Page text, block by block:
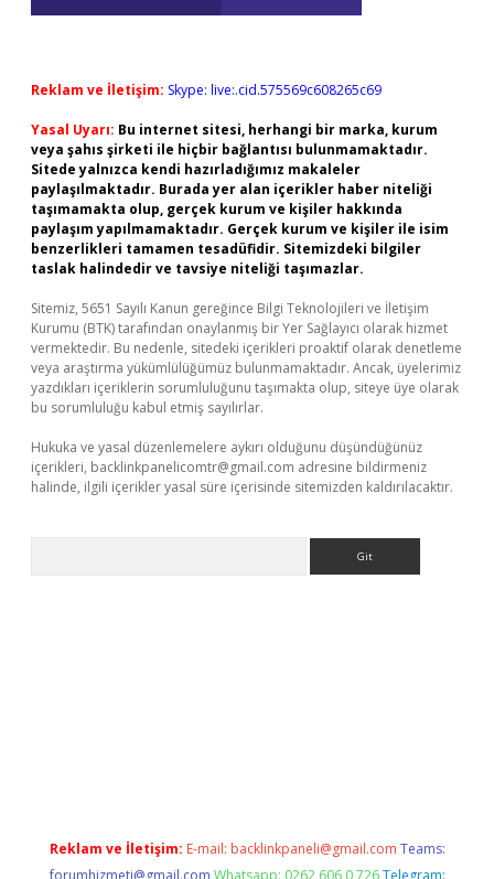
Reklam ve İletişim: Skype: live:.cid.575569c608265c69
Yasal Uyarı: Bu internet sitesi, herhangi bir marka, kurum
veya şahıs şirketi ile hiçbir bağlantısı bulunmamaktadır.
Sitede yalnızca kendi hazırladığımız makaleler
paylaşılmaktadır. Burada yer alan içerikler haber niteliği
taşımamakta olup, gerçek kurum ve kişiler hakkında
paylaşım yapılmamaktadır. Gerçek kurum ve kişiler ile isim
benzerlikleri tamamen tesadüfidir. Sitemizdeki bilgiler
taslak halindedir ve tavsiye niteliği taşımazlar.
Sitemiz, 5651 Sayılı Kanun gereğince Bilgi Teknolojileri ve İletişim
Kurumu (BTK) tarafından onaylanmış bir Yer Sağlayıcı olarak hizmet
vermektedir. Bu nedenle, sitedeki içerikleri proaktif olarak denetleme
veya araştırma yükümlülüğümüz bulunmamaktadır. Ancak, üyelerimiz
yazdıkları içeriklerin sorumluluğunu taşımakta olup, siteye üye olarak
bu sorumluluğu kabul etmiş sayılırlar.
Hukuka ve yasal düzenlemelere aykırı olduğunu düşündüğünüz
içerikleri, backlinkpanelicomtr@gmail.com adresine bildirmeniz
halinde, ilgili içerikler yasal süre içerisinde sitemizden kaldırılacaktır.
Reklam ve İletişim: E-mail: backlinkpaneli@gmail.com Teams:
forumhizmeti@gmail.com Whatsapp: 0262 606 0 726 Telegram: